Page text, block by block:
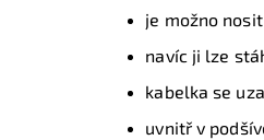
je možno
navíc ji lze
kabelka se
uvnitř v